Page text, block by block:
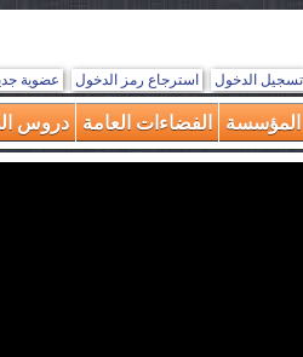
تسجيل الدخول استرجاع رمز الدخول عضوية
الفضاءات العامة دروس